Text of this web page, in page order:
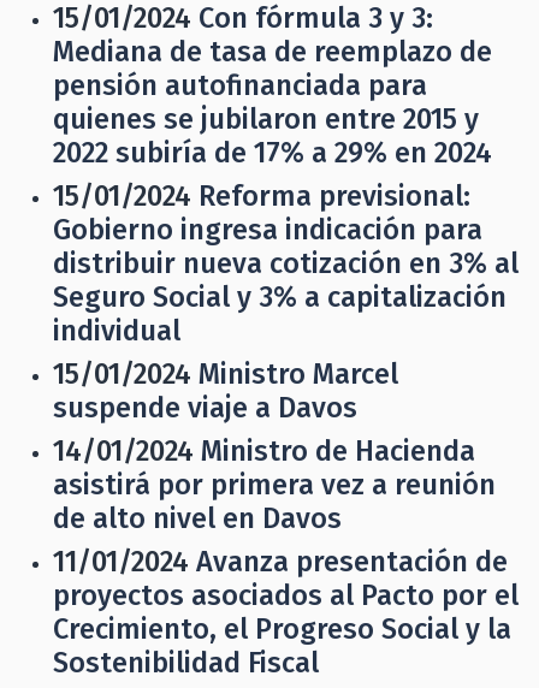
15/01/2024 Con fórmula 3 y 3:
Mediana de tasa de reemplazo de
pensión autofinanciada para
quienes se jubilaron entre 2015 y
2022 subiría de 17% a 29% en 2024
15/01/2024 Reforma previsional:
Gobierno ingresa indicación para
distribuir nueva cotización en 3% al
Seguro Social y 3% a capitalización
individual
15/01/2024 Ministro Marcel
suspende viaje a Davos
14/01/2024 Ministro de Hacienda
asistirá por primera vez a reunión
de alto nivel en Davos
11/01/2024 Avanza presentación de
proyectos asociados al Pacto por el
Crecimiento, el Progreso Social y la
Sostenibilidad Fiscal